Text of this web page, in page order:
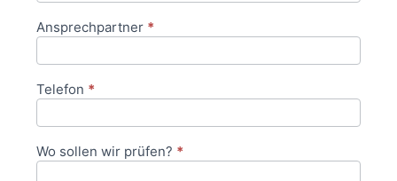
Ansprechpartner *
Telefon *
Wo sollen wir prüfen? *